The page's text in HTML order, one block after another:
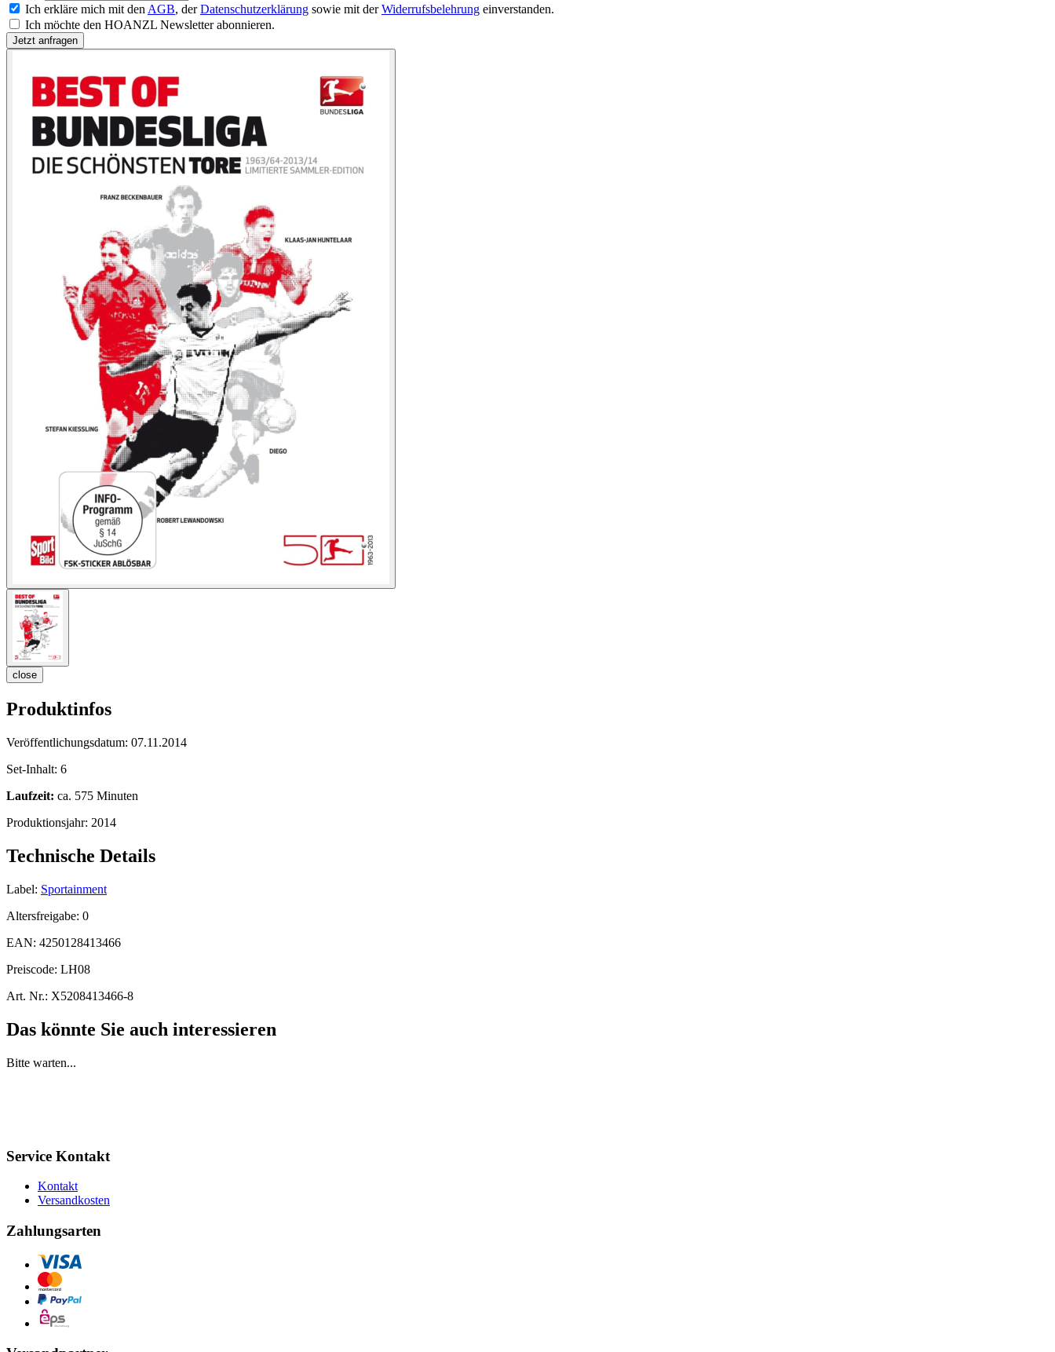
Ich erkläre mich mit den AGB, derDatenschutzerklärung sowie mit derWiderrufsbelehrung einverstanden.
Ich möchte den HOANZL Newsletter abonnieren.
close
Produktinfos
Veröffentlichungsdatum: 07.11.2014
Set-Inhalt: 6
Laufzeit: ca. 575 Minuten
Produktionsjahr: 2014
Technische Details
Label: Sportainment
Altersfreigabe: 0
EAN: 4250128413466
Preiscode: LH08
Art. Nr.: X5208413466-8
Das könnte Sie auch interessieren
Bitte warten...
Service Kontakt
Kontakt
Versandkosten
Zahlungsarten